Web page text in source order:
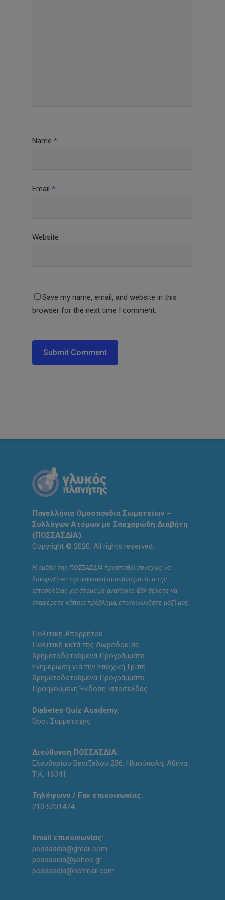
Name *
Email *
Website
Save my name, email, and website in this
browser for the next time I comment.
Πανελλήνια Ομοσπονδία Σωματείων –
Συλλόγων Ατόμων με Σακχαρώδη Διαβήτη
(ΠΟΣΣΑΣΔΙΑ)
Copyright © 2020. All rights reserved.
Η ομάδα της ΠΟΣΣΑΣΔΙΑ προσπαθεί συνεχώς να
διασφαλίσει την ψηφιακή προσβασιμότητα της
ιστοσελίδας για άτομα με αναπηρία. Εάν θέλετε να
αναφέρετε κάποιο πρόβλημα, επικοινωνήστε μαζί μας.
Πολιτική Απορρήτου
Πολιτική κατά της Δωροδοκίας
Χρηματοδοτούμενα Προγράμματα
Ενημέρωση για την Εποχική Γρίπη
Χρηματοδοτούμενα Προγράμματα
Προηγούμενη Έκδοση Ιστοσελδας
Diabetes Quiz Academy:
Όροι Συμμετοχής
Διεύθυνση ΠΟΣΣΑΣΔΙΑ:
Ελευθερίου Βενιζέλου 236, Ηλιούπολη, Αθήνα,
Τ.Κ. 16341
Τηλέφωνο / Fax επικοινωνίας:
210 5201474
Email επικοινωνίας:
possasdia@gmail.com
possasdia@yahoo.gr
possasdia@hotmail.com